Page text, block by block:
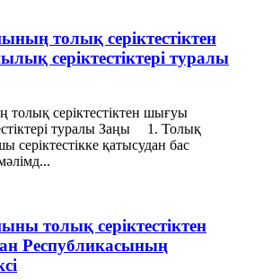
толық серiктестiктен
серіктестіктері туралы
толық серiктестiктен шығуы
туралы Заңы 1. Толық
серiктестiкке қатысудан бас
толық серiктестiктен
Республикасының